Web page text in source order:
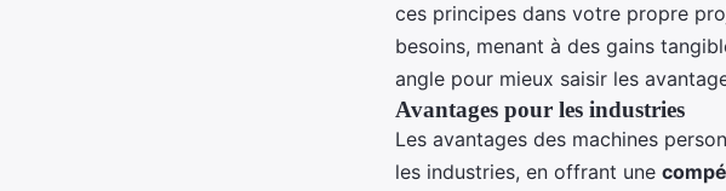
ces principes dans votre propre
besoins, menant à des gains
angle pour mieux saisir les
Avantages pour les industries
Les avantages des machines
les industries, en offrant une